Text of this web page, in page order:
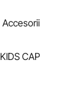
Accesorii
KIDS CAP